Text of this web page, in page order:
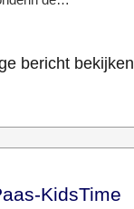
bericht bekijken
KidsTime